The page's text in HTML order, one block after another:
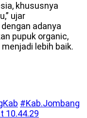
khususnya
ujar
adanya
pupuk organic,
lebih baik.
#Kab.Jombang